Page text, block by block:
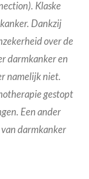
Klaske
Dankzij
over de
darmkanker en
namelijk niet.
gestopt
Een ander
darmkanker